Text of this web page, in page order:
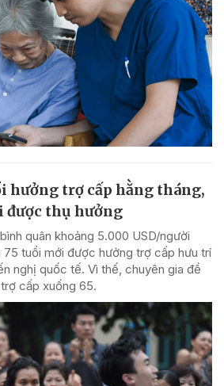
hưởng trợ cấp hằng tháng,
được thụ hưởng
quân khoảng 5.000 USD/người
75 tuổi mới được hưởng trợ cấp hưu trí
nghị quốc tế. Vì thế, chuyên gia đề
cấp xuống 65.